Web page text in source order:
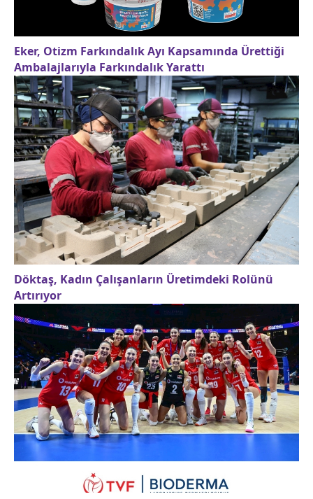
Eker, Otizm Farkındalık Ayı Kapsamında Ürettiği
Ambalajlarıyla Farkındalık Yarattı
Döktaş, Kadın Çalışanların Üretimdeki Rolünü
Artırıyor